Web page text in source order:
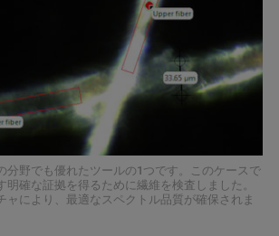
分野でも優れたツールの1つです。このケースで
明確な証拠を得るために繊維を検査しました。
ャにより、最適なスペクトル品質が確保されま